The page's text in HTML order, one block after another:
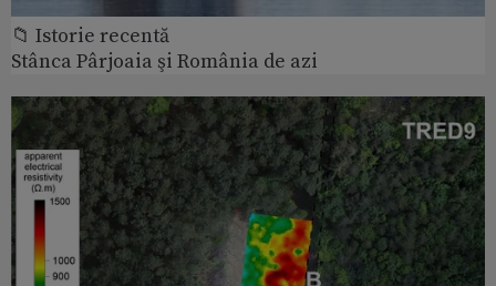
📁 Istorie recentă
Stânca Pârjoaia şi România de azi